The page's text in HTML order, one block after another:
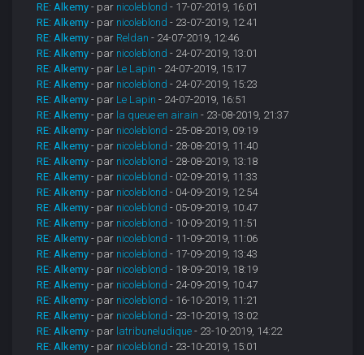
RE: Alkemy - par nicoleblond - 17-07-2019, 16:01
RE: Alkemy - par nicoleblond - 23-07-2019, 12:41
RE: Alkemy - par Reldan - 24-07-2019, 12:46
RE: Alkemy - par nicoleblond - 24-07-2019, 13:01
RE: Alkemy - par Le Lapin - 24-07-2019, 15:17
RE: Alkemy - par nicoleblond - 24-07-2019, 15:23
RE: Alkemy - par Le Lapin - 24-07-2019, 16:51
RE: Alkemy - par la queue en airain - 23-08-2019, 21:37
RE: Alkemy - par nicoleblond - 25-08-2019, 09:19
RE: Alkemy - par nicoleblond - 28-08-2019, 11:40
RE: Alkemy - par nicoleblond - 28-08-2019, 13:18
RE: Alkemy - par nicoleblond - 02-09-2019, 11:33
RE: Alkemy - par nicoleblond - 04-09-2019, 12:54
RE: Alkemy - par nicoleblond - 05-09-2019, 10:47
RE: Alkemy - par nicoleblond - 10-09-2019, 11:51
RE: Alkemy - par nicoleblond - 11-09-2019, 11:06
RE: Alkemy - par nicoleblond - 17-09-2019, 13:43
RE: Alkemy - par nicoleblond - 18-09-2019, 18:19
RE: Alkemy - par nicoleblond - 24-09-2019, 10:47
RE: Alkemy - par nicoleblond - 16-10-2019, 11:21
RE: Alkemy - par nicoleblond - 23-10-2019, 13:02
RE: Alkemy - par latribuneludique - 23-10-2019, 14:22
RE: Alkemy - par nicoleblond - 23-10-2019, 15:01